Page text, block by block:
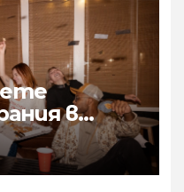
в
система